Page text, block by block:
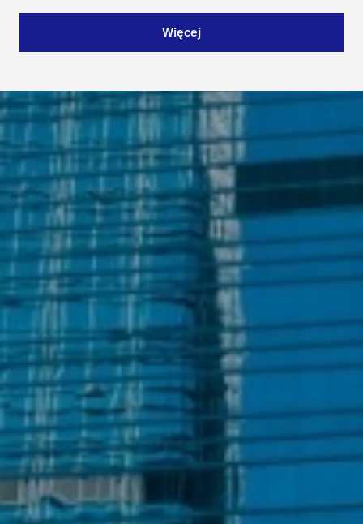
Więcej
Skontaktuj się z nami
+48 22 25 55 200
Spotkaj się z nami
Nasze biura
Lub skorzystaj z formularza
kontaktowego